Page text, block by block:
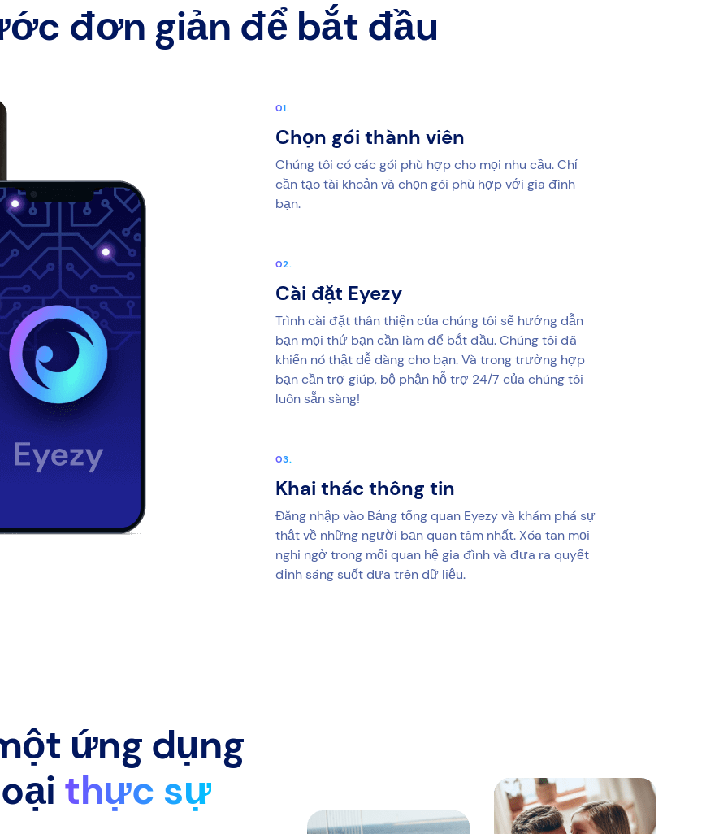
đơn giản để bắt đầu
Chọn gói thành viên
Chúng tôi có các gói phù hợp cho mọi nhu cầu. Chỉ
cần tạo tài khoản và chọn gói phù hợp với gia đình
bạn.
Cài đặt Eyezy
Trình cài đặt thân thiện của chúng tôi sẽ hướng dẫn
bạn mọi thứ bạn cần làm để bắt đầu. Chúng tôi đã
khiến nó thật dễ dàng cho bạn. Và trong trường hợp
bạn cần trợ giúp, bộ phận hỗ trợ 24/7 của chúng tôi
luôn sẵn sàng!
Khai thác thông tin
Đăng nhập vào Bảng tổng quan Eyezy và khám phá sự
thật về những người bạn quan tâm nhất. Xóa tan mọi
nghi ngờ trong mối quan hệ gia đình và đưa ra quyết
định sáng suốt dựa trên dữ liệu.
ứng dụng
thực sự